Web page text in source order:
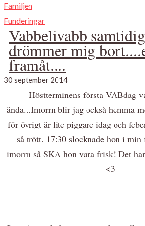
Familjen
Funderingar
Vabbelivabb
drömmer mig
framåt....
30 september 2014
Höstterminens första VABdag
ända...Imorrn blir jag också hemma
för övrigt är lite piggare idag och
så trött. 17:30 slocknade hon i
imorrn så SKA hon vara frisk! Det
<3